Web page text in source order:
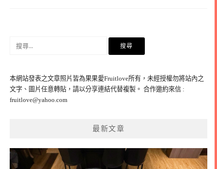
字:
本網站發表之文章照片皆為果果愛Fruitlove所有，未經授權勿將站內之
文字、圖片任意轉貼，請以分享連結代替複製。 合作邀約來信 :
fruitlove@yahoo.com
最新文章